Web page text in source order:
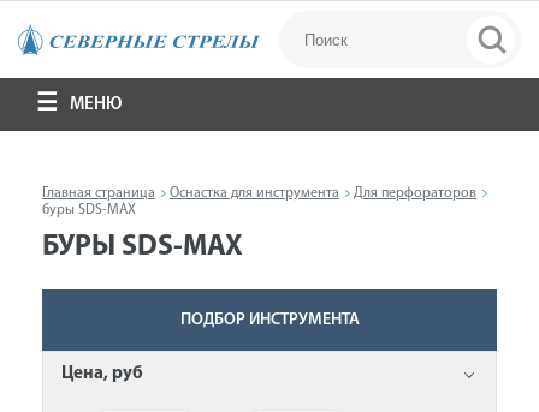
МЕНЮ
Главная страница Оснастка для инструмента
Для перфораторов
буры SDS-MAX
БУРЫ SDS-MAX
ПОДБОР ИНСТРУМЕНТА
Цена, руб